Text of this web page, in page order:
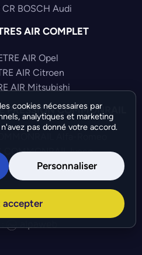
CR BOSCH Audi
AIR COMPLET
AIR Opel
AIR Citroen
AIR Mitsubishi
PRESSION COMMONRAIL
Alfa-Romeo
COMMONRAIL Iveco
COMMONRAIL Audi
2026 - Tous droits réservés -
-Gérer mes cookies
cookies nécessaires par
analytiques et marketing
pas donné votre accord.
Personnaliser
accepter